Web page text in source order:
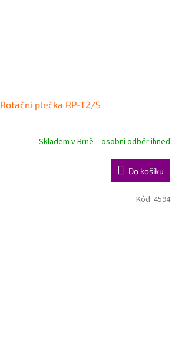
Rotační plečka RP-T2/S
Skladem v Brně – osobní odběr ihned
Do košíku
Kód: 4594